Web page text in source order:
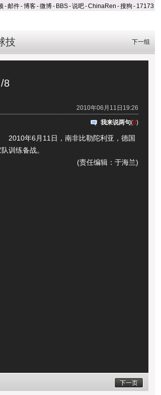
-邮件-博客-微博- BBS-说吧-ChinaRen -搜狗 - 17173
技 下一组
/8
2010年06月11日19:26
我来说两句(0)
年6月11日，南非比勒陀利亚，德国
训练备战。
(责任编辑：于海兰)
下一页